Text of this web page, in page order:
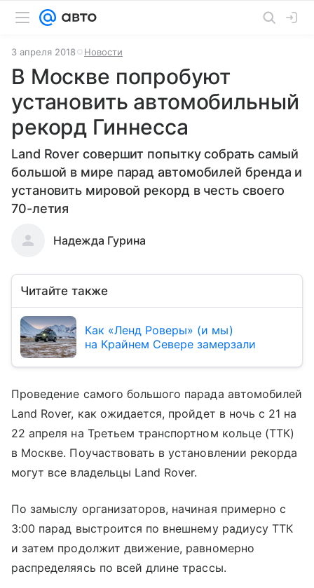
3 апреля 2018 Новости
В Москве попробуют
установить автомобильный
рекорд Гиннесса
Land Rover совершит попытку собрать самый
большой в мире парад автомобилей бренда и
установить мировой рекорд в честь своего
70-летия
Надежда Гурина
Читайте также
Как «Ленд Роверы» (и мы)
на Крайнем Севере замерзали
Проведение самого большого парада автомобилей
Land Rover, как ожидается, пройдет в ночь с 21 на
22 апреля на Третьем транспортном кольце (ТТК)
в Москве. Поучаствовать в установлении рекорда
могут все владельцы Land Rover.
По замыслу организаторов, начиная примерно с
3:00 парад выстроится по внешнему радиусу ТТК
и затем продолжит движение, равномерно
распределяясь по всей длине трассы.